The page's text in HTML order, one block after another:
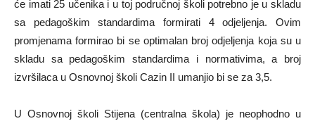
će imati 25 učenika i u toj područnoj školi potrebno je u skladu
sa pedagoškim standardima formirati 4 odjeljenja. Ovim
promjenama formirao bi se optimalan broj odjeljenja koja su u
skladu sa pedagoškim standardima i normativima, a broj
izvršilaca u Osnovnoj školi Cazin II umanjio bi se za 3,5.
U Osnovnoj školi Stijena (centralna škola) je neophodno u